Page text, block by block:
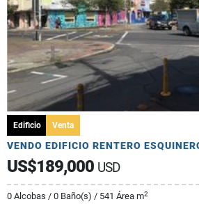
Edificio Venta
US$189,000 USD
0 Alcobas / 0 Baño(s) / 541 Área m2